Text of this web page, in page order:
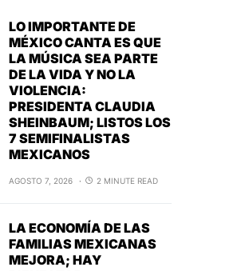
LO IMPORTANTE DE
MÉXICO CANTA ES QUE
LA MÚSICA SEA PARTE
DE LA VIDA Y NO LA
VIOLENCIA:
PRESIDENTA CLAUDIA
SHEINBAUM; LISTOS LOS
7 SEMIFINALISTAS
MEXICANOS
AGOSTO 7, 2026 2 MINUTE READ
LA ECONOMÍA DE LAS
FAMILIAS MEXICANAS
MEJORA; HAY